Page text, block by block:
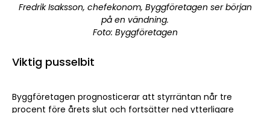
Fredrik Isaksson, chefekonom, Byggföretagen ser början
på en vändning.
Foto: Byggföretagen
Viktig pusselbit
Byggföretagen prognosticerar att styrräntan når tre
procent före årets slut och fortsätter ned ytterligare